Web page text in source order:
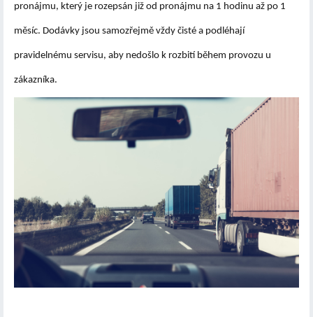
pronájmu, který je rozepsán již od pronájmu na 1 hodinu až po 1
měsíc. Dodávky jsou samozřejmě vždy čisté a podléhají
pravidelnému servisu, aby nedošlo k rozbití během provozu u
zákazníka.